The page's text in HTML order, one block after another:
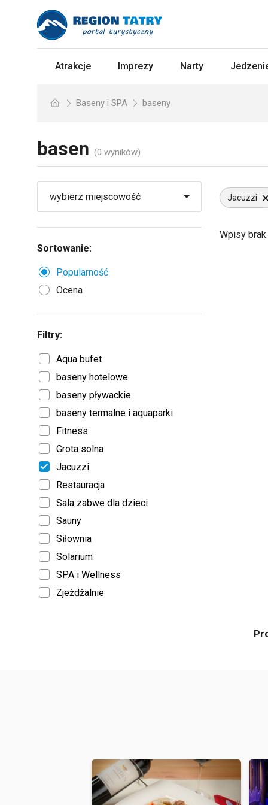
Atrakcje Imprezy Narty
Baseny i SPA baseny
basen (0 wyników)
Jacuzzi
Wpisy
Sortowanie:
Popularność
Ocena
Filtry:
Aqua bufet
baseny hotelowe
baseny pływackie
baseny termalne i aquaparki
Fitness
Grota solna
Jacuzzi
Restauracja
Sala zabwe dla dzieci
Sauny
Siłownia
Solarium
SPA i Wellness
Zjeżdżalnie